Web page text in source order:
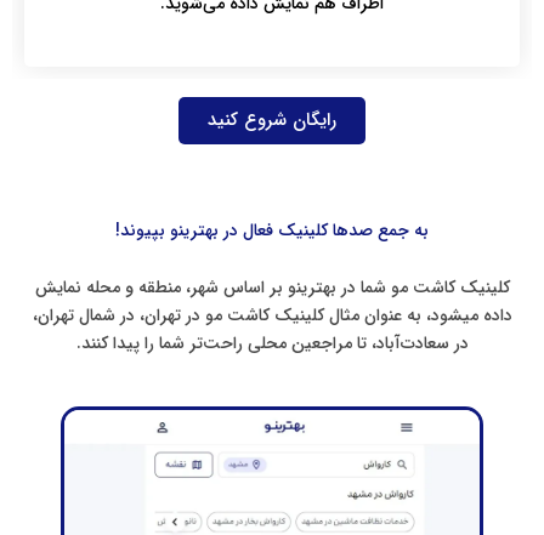
رایگان شروع کنید
به جمع صدها کلینیک فعال در بهترینو بپیوند!
کلینیک کاشت مو شما در بهترینو بر اساس شهر، منطقه و محله نمایش
داده میشود، به عنوان مثال کلینیک کاشت مو در تهران، در شمال تهران،
در سعادت‌آباد، تا مراجعین محلی راحت‌تر شما را پیدا کنند.